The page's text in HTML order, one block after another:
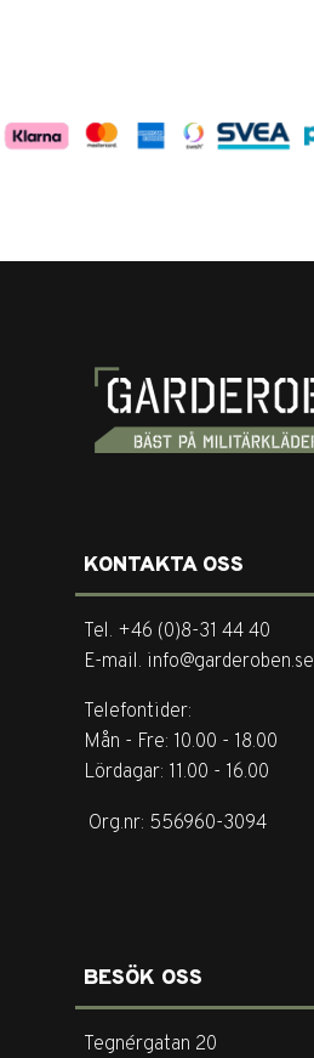
KONTAKTA OSS
Tel. +46 (0)8-31 44 40
E-mail. info@garderoben.se
Telefontider:
Mån - Fre: 10.00 - 18.00
Lördagar: 11.00 - 16.00
Org.nr: 556960-3094
BESÖK OSS
Tegnérgatan 20